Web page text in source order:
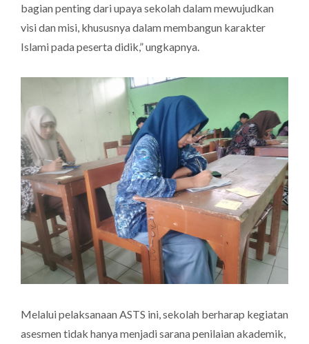
bagian penting dari upaya sekolah dalam mewujudkan
visi dan misi, khususnya dalam membangun karakter
Islami pada peserta didik,” ungkapnya.
Melalui pelaksanaan ASTS ini, sekolah berharap kegiatan
asesmen tidak hanya menjadi sarana penilaian akademik,